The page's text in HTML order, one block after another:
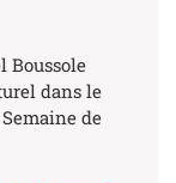
Boussole
dans le
de